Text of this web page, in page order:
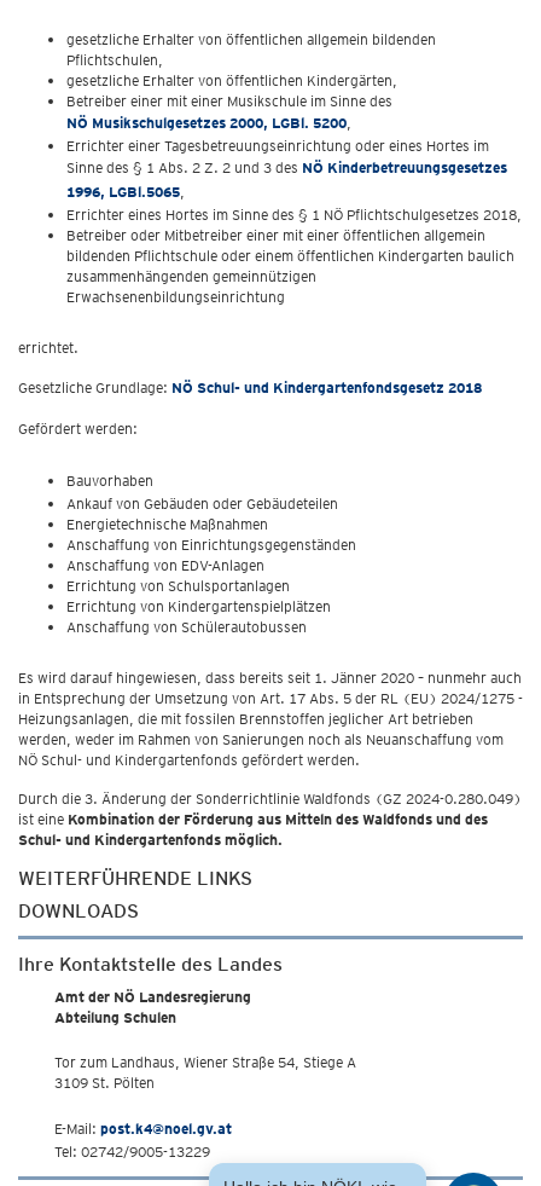
gesetzliche Erhalter von öffentlichen allgemein bildenden
Pflichtschulen,
gesetzliche Erhalter von öffentlichen Kindergärten,
Betreiber einer mit einer Musikschule im Sinne des
NÖ Musikschulgesetzes 2000, LGBl. 5200,
Errichter einer Tagesbetreuungseinrichtung oder eines Hortes im
Sinne des § 1 Abs. 2 Z. 2 und 3 des NÖ Kinderbetreuungsgesetzes
1996, LGBl.5065,
Errichter eines Hortes im Sinne des § 1 NÖ Pflichtschulgesetzes 2018,
Betreiber oder Mitbetreiber einer mit einer öffentlichen allgemein
bildenden Pflichtschule oder einem öffentlichen Kindergarten baulich
zusammenhängenden gemeinnützigen
Erwachsenenbildungseinrichtung
errichtet.
Gesetzliche Grundlage: NÖ Schul- und Kindergartenfondsgesetz 2018
Gefördert werden:
Bauvorhaben
Ankauf von Gebäuden oder Gebäudeteilen
Energietechnische Maßnahmen
Anschaffung von Einrichtungsgegenständen
Anschaffung von EDV-Anlagen
Errichtung von Schulsportanlagen
Errichtung von Kindergartenspielplätzen
Anschaffung von Schülerautobussen
Es wird darauf hingewiesen, dass bereits seit 1. Jänner 2020 – nunmehr auch
in Entsprechung der Umsetzung von Art. 17 Abs. 5 der RL (EU) 2024/1275 -
Heizungsanlagen, die mit fossilen Brennstoffen jeglicher Art betrieben
werden, weder im Rahmen von Sanierungen noch als Neuanschaffung vom
NÖ Schul- und Kindergartenfonds gefördert werden.
Durch die 3. Änderung der Sonderrichtlinie Waldfonds (GZ 2024-0.280.049)
ist eine Kombination der Förderung aus Mitteln des Waldfonds und des
Schul- und Kindergartenfonds möglich.
WEITERFÜHRENDE LINKS
DOWNLOADS
Ihre Kontaktstelle des Landes
Amt der NÖ Landesregierung
Abteilung Schulen
Tor zum Landhaus, Wiener Straße 54, Stiege A
3109 St. Pölten
E-Mail: post.k4@noel.gv.at
Tel: 02742/9005-13229